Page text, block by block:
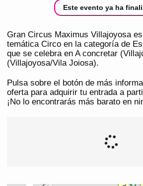
Este evento ya ha
Gran Circus Maximus Villajoyosa
temática Circo en la categoría de
que se celebra en A concretar
(Villajoyosa/Vila Joiosa).
Pulsa sobre el botón de más
oferta para adquirir tu entrada a
¡No lo encontrarás más barato en